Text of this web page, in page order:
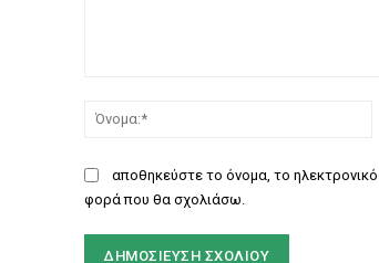
αποθηκεύστε το όνομα, το
φορά που θα σχολιάσω.